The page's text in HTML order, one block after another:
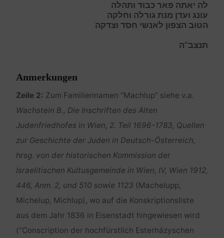
לה יאתה פאר כבוד ותהלה
עונג ועדן מנת גורלה וחלקה
הטוב הצפון לאנשי חסד וצדקה
תנצב”ה
Anmerkungen
Zeile 2: Zum Familiennamen “Machlup” siehe v.a.
Wachstein B., Die Inschriften des Alten
Judenfriedhofes in Wien, 2. Teil 1696-1783, Quellen
zur Geschichte der Juden in Deutsch-Österreich,
hrsg. von der historischen Kommission der
Israelitischen Kultusgemeinde in Wien, IV, Wien 1912,
446, Anm. 2, und 510 sowie 1123 (Machelupp,
Michelup, Michlup), wo auf die Konskriptionsliste
aus dem Jahr 1836 in Eisenstadt hingewiesen wird
(“Conscription der hochfürstlich Esterházyschen